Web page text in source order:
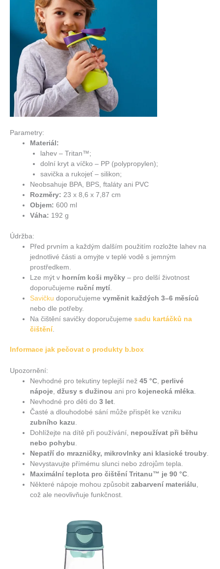
Parametry:
Materiál:
lahev – Tritan™;
dolní kryt a víčko – PP (polypropylen);
savička a rukojeť – silikon;
Neobsahuje BPA, BPS, ftaláty ani PVC
Rozměry: 23 x 8,6 x 7,87 cm
Objem: 600 ml
Váha: 192 g
Údržba:
Před prvním a každým dalším použitím rozložte lahev na
jednotlivé části a omyjte v teplé vodě s jemným
prostředkem.
Lze mýt v horním koši myčky – pro delší životnost
doporučujeme ruční mytí
Savičku doporučujemevyměnit každých 3–6 měsíců
nebo dle potřeby.
Na čištění savičky doporučujemesadu kartáčků na
čištění.
Informace jak pečovat o produkty b.box
Upozornění:
Nevhodné pro tekutiny teplejší než45 °C perlivé
nápoje ,džusy s dužinou ani pro kojenecká mléka
Nevhodné pro děti do3 let
Časté a dlouhodobé sání může přispět ke vzniku
zubního kazu
Dohlížejte na dítě při používání, nepoužívat při běhu
nebo pohybu
Nepatří do mrazničky, mikrovlnky ani klasické trouby
Nevystavujte přímému slunci nebo zdrojům tepla.
Maximální teplota pro čištění Tritanu™ je 90 °C
Některé nápoje mohou způsobitzabarvení materiálu
což ale neovlivňuje funkčnost.